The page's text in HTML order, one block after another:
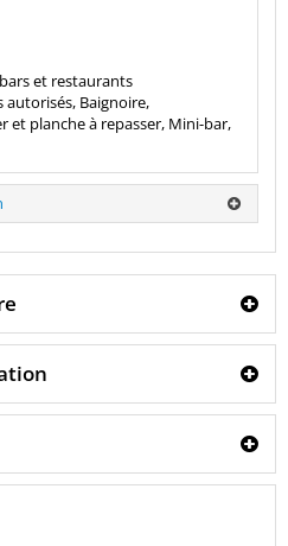
et restaurants
autorisés, Baignoire,
et planche à repasser, Mini-bar,